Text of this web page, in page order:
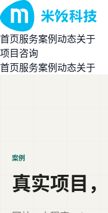
首页服务案例动态关于
项目咨询
首页服务案例动态关于
案例
真实项目